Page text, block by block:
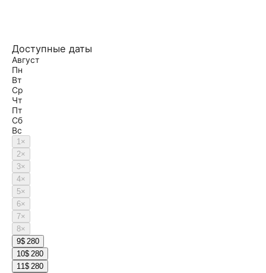
Доступные даты
Август
Пн
Вт
Ср
Чт
Пт
Сб
Вс
1×
2×
3×
4×
5×
6×
7×
8×
9$ 280
10$ 280
11$ 280